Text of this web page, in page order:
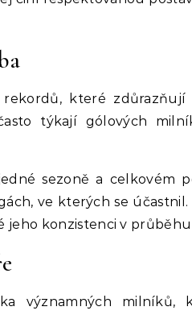
které zdůrazňují
týkají gólových
sezoně a celkovém
ve kterých se účastnil.
jeho konzistenci v
významných milníků,